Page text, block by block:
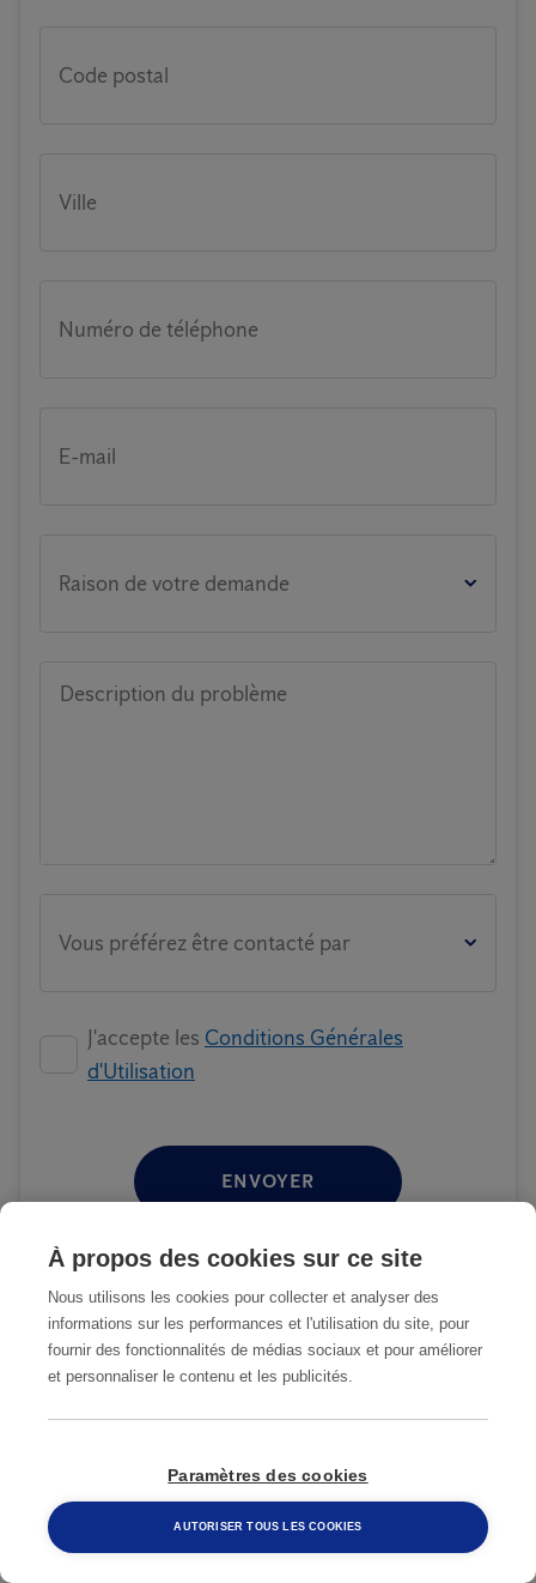
Code postal
Ville
Numéro de téléphone
E-mail
Raison de votre demande
Description du problème
Vous préférez être contacté par
J'accepte les Conditions Générales
d'Utilisation
ENVOYER
NOTRE MODE D'EMPLOI
1
2
Nous prenons contact avec vous
dès que possible
À propos des cookies sur ce site
Nous utilisons les cookies pour collecter et analyser des
informations sur les performances et l'utilisation du site, pour
fournir des fonctionnalités de médias sociaux et pour améliorer
et personnaliser le contenu et les publicités.
Paramètres des cookies
AUTORISER TOUS LES COOKIES